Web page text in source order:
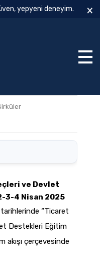
yepyeni deneyim. ×
ve Devlet
3-4 Nisan 2025
tarihlerinde “Ticaret
Destekleri Eğitim
akışı çerçevesinde